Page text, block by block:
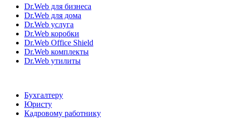
Dr.Web для бизнеса
Dr.Web для дома
Dr.Web услуга
Dr.Web коробки
Dr.Web Office Shield
Dr.Web комплекты
Dr.Web утилиты
Бухгалтеру
Юристу
Кадровому работнику